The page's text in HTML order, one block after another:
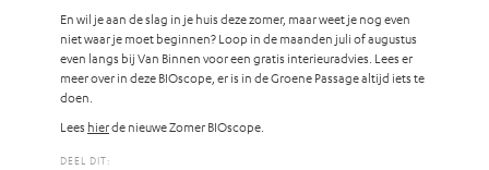
En wil je aan de slag in je huis deze zomer, maar weet je nog even
niet waar je moet beginnen? Loop in de maanden juli of augustus
even langs bij Van Binnen voor een gratis interieuradvies. Lees er
meer over in deze BIOscope, er is in de Groene Passage altijd iets te
doen.
Leeshierde nieuwe Zomer BIOscope.
DEEL DIT: